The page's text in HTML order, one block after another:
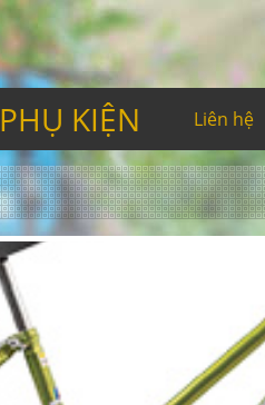
PHỤ KIỆN Liên hệ